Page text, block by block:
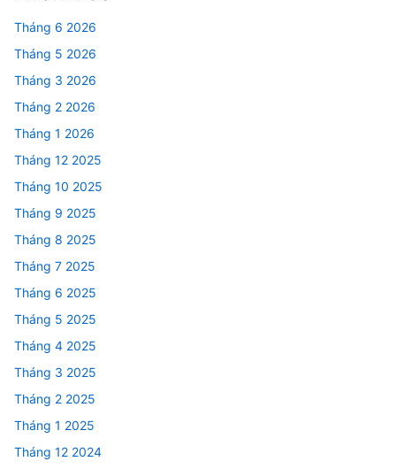
Tháng 6 2026
Tháng 5 2026
Tháng 3 2026
Tháng 2 2026
Tháng 1 2026
Tháng 12 2025
Tháng 10 2025
Tháng 9 2025
Tháng 8 2025
Tháng 7 2025
Tháng 6 2025
Tháng 5 2025
Tháng 4 2025
Tháng 3 2025
Tháng 2 2025
Tháng 1 2025
Tháng 12 2024